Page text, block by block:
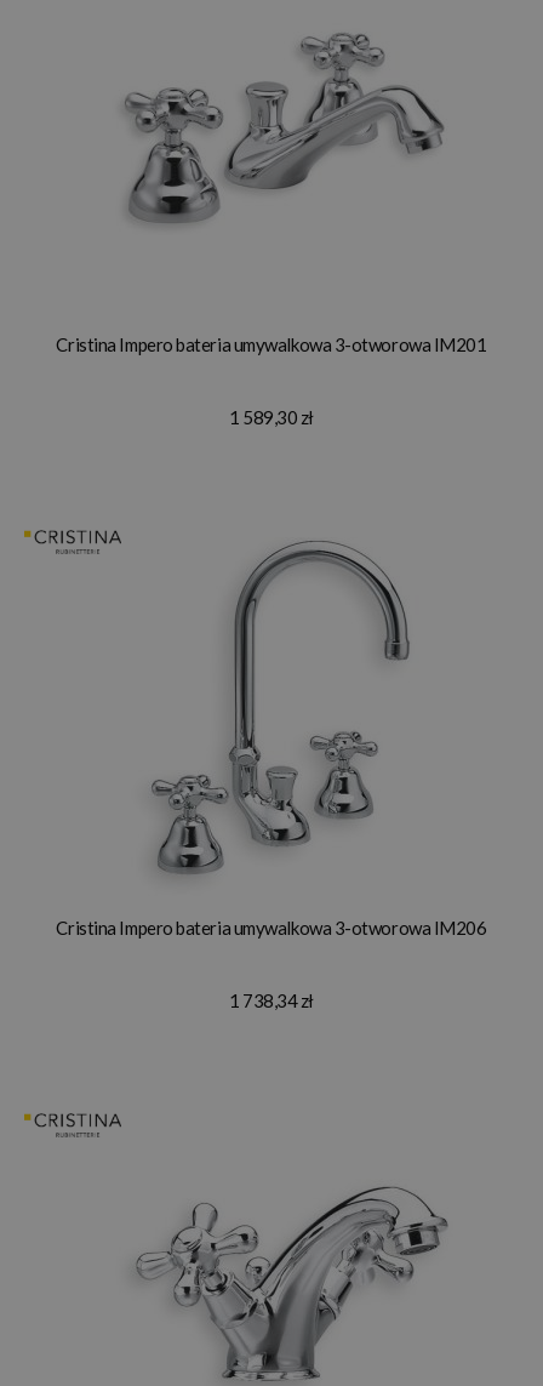
Cristina Impero bateria umywalkowa 3-otworowa IM201
1 589,30 zł
Cristina Impero bateria umywalkowa 3-otworowa IM206
1 738,34 zł